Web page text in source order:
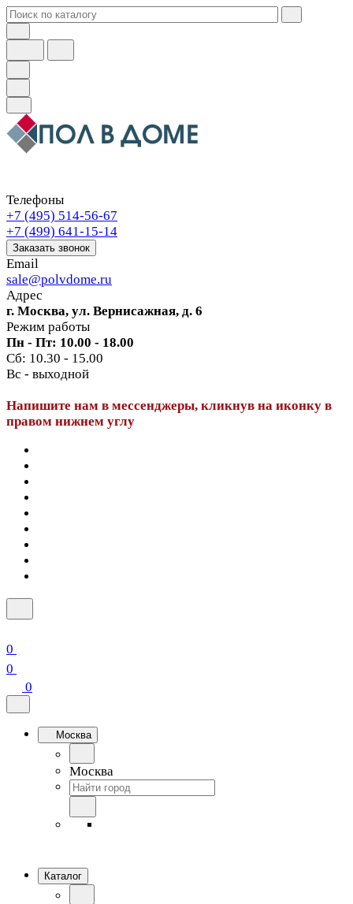
Телефоны
+7 (495) 514-56-67
+7 (499) 641-15-14
Заказать звонок
Email
sale@polvdome.ru
Адрес
г. Москва, ул. Вернисажная, д. 6
Режим работы
Пн - Пт: 10.00 - 18.00
Сб: 10.30 - 15.00
Вс - выходной
Напишите нам в мессенджеры, кликнув на иконку в
правом нижнем углу
0
0
0
Москва
Москва
Каталог